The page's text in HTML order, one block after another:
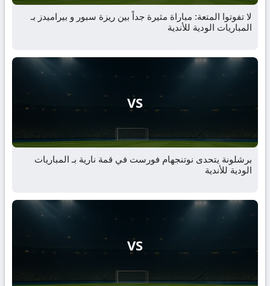
لا تفوتوا المتعة: مباراة مثيرة جداً بين ريزة سبور و بيراميدز بـ
المباريات الودية للأندية
VS
برشلونة يتحدى نوتنجهام فورست في قمة نارية بـ المباريات
الودية للأندية
VS